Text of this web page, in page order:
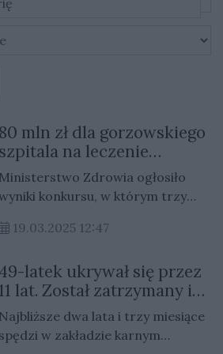
80 mln zł dla gorzowskiego
szpitala na leczenie
onkologiczne
Ministerstwo Zdrowia ogłosiło
konkursu, w którym trzy
dofinansowanie z
Wielospecjalistyczny Szpital
Wojewódzki w Gorzowie Wlkp.
otrzyma 80 milionów złotych,
szpital w Nowej Soli ponad 30
milionów, a placówka w Sulechowie
19.03.2025 12:47
49-latek ukrywał się przez
11 lat. Został zatrzymany i
trafił do więzienia
Najbliższe dwa lata i trzy miesiące
spędzi w zakładzie karnym